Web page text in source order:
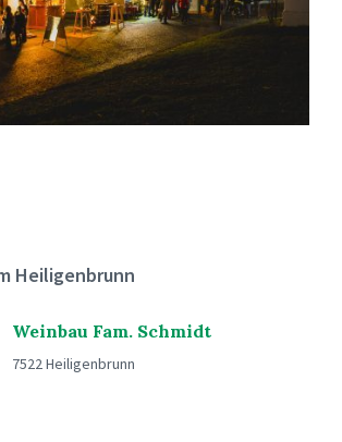
Heiligenbrunn
Weinbau Fam. Schmidt
7522 Heiligenbrunn